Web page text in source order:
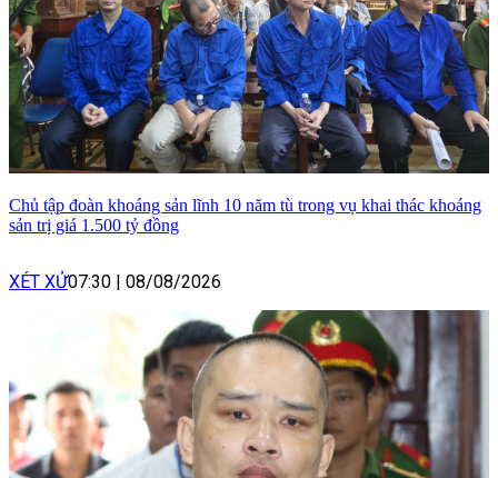
Chủ tập đoàn khoáng sản lĩnh 10 năm tù trong vụ khai thác khoáng
sản trị giá 1.500 tỷ đồng
XÉT XỬ07:30 08/08/2026